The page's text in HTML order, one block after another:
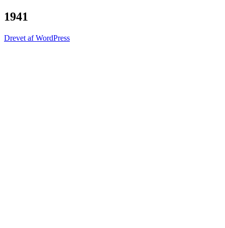
1941
Drevet af WordPress